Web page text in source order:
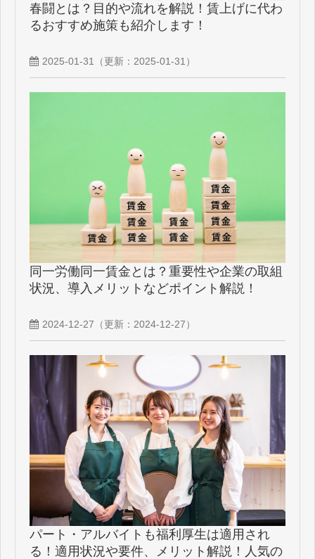
春闘とは？目的や流れを解説！賃上げに代わ
るおすすめ施策も紹介します！
2025-01-31 （更新： 2025-01-31 ）
同一労働同一賃金とは？重要性や企業の取組
状況、導入メリットなどポイント解説！
2024-12-27 （更新： 2024-12-27）
パート・アルバイトも福利厚生は適用され
る！適用状況や要件、メリット解説！人気の